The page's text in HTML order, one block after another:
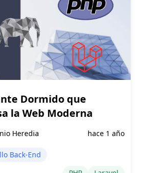
Dormido que
la Web Moderna
Heredia hace 1 año
Back-End